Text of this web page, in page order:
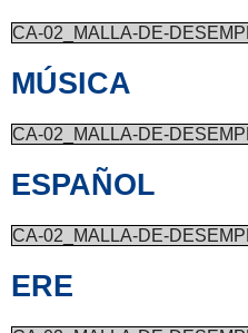
CA-02_MALLA-DE-
MÚSICA
CA-02_MALLA-DE-
ESPAÑOL
CA-02_MALLA-DE-
ERE